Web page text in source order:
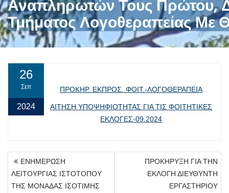
Αναπληρωτών Τους Πρώτου,
Τμήματος Λογοθεραπείας
26
Σεπ
2024
ΠΡΟΚΗΡ. ΕΚΠΡΟΣ. ΦΟΙΤ.-ΛΟΓΟΘΕΡΑΠΕΙΑ
ΑΙΤΗΣΗ ΥΠΟΨΗΦΙΟΤΗΤΑΣ ΓΙΑ ΤΙΣ ΦΟΙΤΗΤΙΚΕΣ
ΕΚΛΟΓΕΣ-09.2024
ΠΛΟΉΓΗΣΗ
ΆΡΘΡΩΝ
ΕΝΗΜΕΡΩΣΗ
ΛΕΙΤΟΥΡΓΙΑΣ ΙΣΤΟΤΟΠΟΥ
ΤΗΣ ΜΟΝΑΔΑΣ ΙΣΟΤΙΜΗΣ
ΠΡΟΚΗΡΥΞΗ ΓΙΑ ΤΗΝ
ΕΚΛΟΓΗ ΔΙΕΥΘΥΝΤΗ
ΕΡΓΑΣΤΗΡΙΟΥ